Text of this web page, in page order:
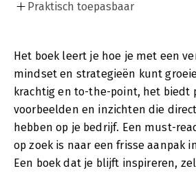
Praktisch toepasbaar
Het boek leert je hoe je met een
mindset en strategieën kunt
krachtig en to-the-point, het biedt
voorbeelden en inzichten die
hebben op je bedrijf. Een must-
op zoek is naar een frisse aanpak
Een boek dat je blijft inspireren,